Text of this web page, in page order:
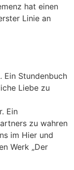
hat einen
Linie an
Ein Stundenbuch
Liebe zu
Ein
zu wahren
im Hier und
Werk „Der